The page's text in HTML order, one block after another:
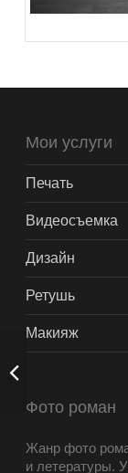
Мои услуги
Печать
Видеосъемка
Дизайн
Ретушь
Макияж
Фото роман
Жанр фото
и летературы.